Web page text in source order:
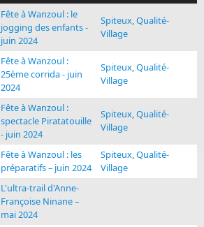
Fête à Wanzoul : le
jogging des enfants -
juin 2024
Spiteux,Qualité-
Village
Fête à Wanzoul :
25ème corrida - juin
2024
Spiteux,Qualité-
Village
Fête à Wanzoul :
spectacle Piratatouille
- juin 2024
Spiteux,Qualité-
Village
Fête à Wanzoul : les
préparatifs – juin 2024
Spiteux,Qualité-
Village
L'ultra-trail d'Anne-
Françoise Ninane –
mai 2024